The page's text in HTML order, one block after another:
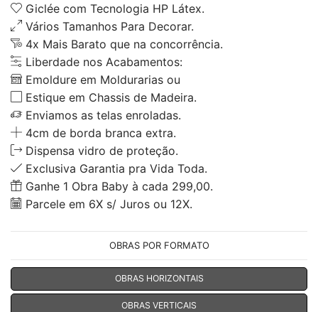
Giclée com Tecnologia HP Látex.
Vários Tamanhos Para Decorar.
4x Mais Barato que na concorrência.
Liberdade nos Acabamentos:
Emoldure em Moldurarias ou
Estique em Chassis de Madeira.
Enviamos as telas enroladas.
4cm de borda branca extra.
Dispensa vidro de proteção.
Exclusiva Garantia pra Vida Toda.
Ganhe 1 Obra Baby à cada 299,00.
Parcele em 6X s/ Juros ou 12X.
OBRAS POR FORMATO
OBRAS HORIZONTAIS
OBRAS VERTICAIS